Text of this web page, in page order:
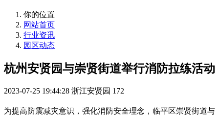
你的位置
网站首页
行业资讯
园区动态
杭州安贤园与崇贤街道举行消防拉练活动
2023-07-25 19:44:28 浙江安贤园 172
为提高防震减灾意识，强化消防安全理念，临平区崇贤街道与